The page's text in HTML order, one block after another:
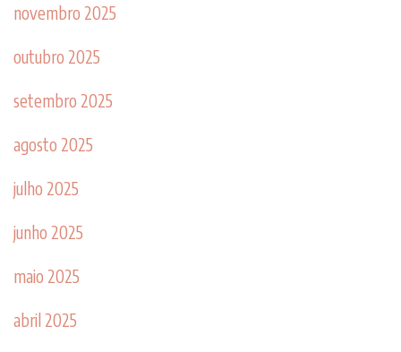
novembro 2025
outubro 2025
setembro 2025
agosto 2025
julho 2025
junho 2025
maio 2025
abril 2025